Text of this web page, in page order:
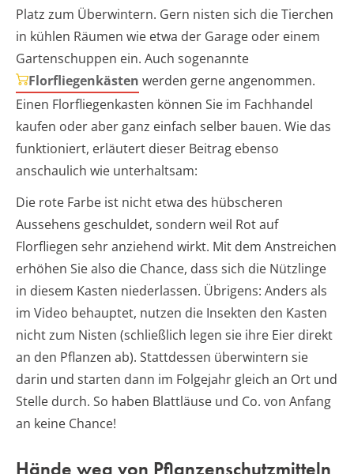
Platz zum Überwintern. Gern nisten sich die Tierchen
in kühlen Räumen wie etwa der Garage oder einem
Gartenschuppen ein. Auch sogenannte
Florfliegenkästen werden gerne angenommen.
Einen Florfliegenkasten können Sie im Fachhandel
kaufen oder aber ganz einfach selber bauen. Wie das
funktioniert, erläutert dieser Beitrag ebenso
anschaulich wie unterhaltsam:
Die rote Farbe ist nicht etwa des hübscheren
Aussehens geschuldet, sondern weil Rot auf
Florfliegen sehr anziehend wirkt. Mit dem Anstreichen
erhöhen Sie also die Chance, dass sich die Nützlinge
in diesem Kasten niederlassen. Übrigens: Anders als
im Video behauptet, nutzen die Insekten den Kasten
nicht zum Nisten (schließlich legen sie ihre Eier direkt
an den Pflanzen ab). Stattdessen überwintern sie
darin und starten dann im Folgejahr gleich an Ort und
Stelle durch. So haben Blattläuse und Co. von Anfang
an keine Chance!
Hände weg von Pflanzenschutzmitteln